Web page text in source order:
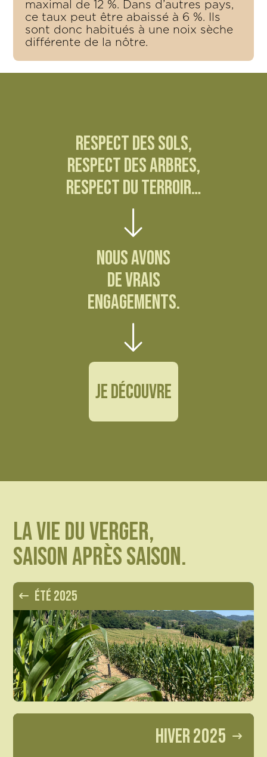
maximal de 12 %. Dans d’autres pays,
ce taux peut être abaissé à 6 %. Ils
sont donc habitués à une noix sèche
différente de la nôtre.
RESPECT DES SOLS,
RESPECT DES ARBRES,
RESPECT DU TERROIR…
NOUS AVONS
DE VRAIS
ENGAGEMENTS.
JE DÉCOUVRE
La vie du verger,
saison après saison.
ÉTÉ 2025
HIVER 2025